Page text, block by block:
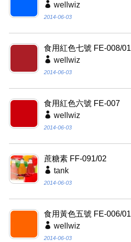
wellwiz
2014-06-03
食用紅色七號 FE-008/01
wellwiz
2014-06-03
食用紅色六號 FE-007
wellwiz
2014-06-03
蔗糖素 FF-091/02
tank
2014-06-03
食用黃色五號 FE-006/01
wellwiz
2014-06-03